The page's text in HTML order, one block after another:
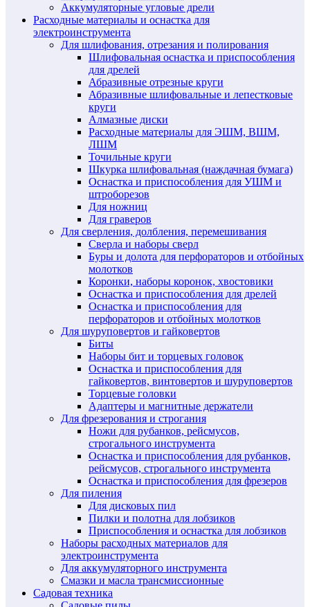
Аккумуляторные угловые дрели
Расходные материалы и оснастка для
электроинструмента
Для шлифования, отрезания и полирования
Шлифовальная оснастка и приспособления
для дрелей
Абразивные отрезные круги
Абразивные шлифовальные и лепестковые
круги
Алмазные диски
Расходные материалы для ЭШМ, ВШМ,
ЛШМ
Точильные круги
Шкурка шлифовальная (наждачная бумага)
Оснастка и приспособления для УШМ и
штроборезов
Для ножниц
Для граверов
Для сверления, долбления, перемешивания
Сверла и наборы сверл
Буры и долота для перфораторов и отбойных
молотков
Коронки, наборы коронок, хвостовики
Оснастка и приспособления для дрелей
Оснастка и приспособления для
перфораторов и отбойных молотков
Для шуруповертов и гайковертов
Биты
Наборы бит и торцевых головок
Оснастка и приспособления для
гайковертов, винтовертов и шуруповертов
Торцевые головки
Адаптеры и магнитные держатели
Для фрезерования и строгания
Ножи для рубанков, рейсмусов,
строгального инструмента
Оснастка и приспособления для рубанков,
рейсмусов, строгального инструмента
Оснастка и приспособления для фрезеров
Для пиления
Для дисковых пил
Пилки и полотна для лобзиков
Приспособления и оснастка для лобзиков
Наборы расходных материалов для
электроинструмента
Для аккумуляторного инструмента
Смазки и масла трансмиссионные
Садовая техника